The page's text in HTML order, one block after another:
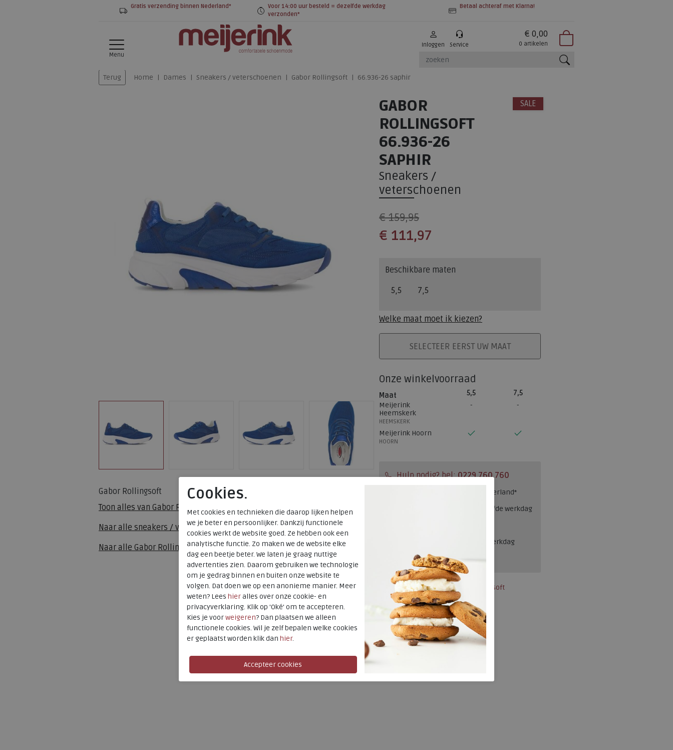
Gratis verzending binnen Nederland*
Voor 14:00 uur besteld = dezelfde werkdag
verzonden*
Betaal achteraf met Klarna!
Menu
Inloggen Service
€ 0,00
0 artikelen
Terug Home Dames Sneakers / veterschoenen Gabor Rollingsoft 66.936-26 saphir
Gabor Rollingsoft
Toon alles van Gabor Rollingsoft
Naar alle sneakers / veterschoenen
Naar alle Gabor Rollingsoft sneakers / veterschoenen
SALE
GABOR
ROLLINGSOFT
66.936-26
SAPHIR
Sneakers /
veterschoenen
€ 159,95
€ 111,97
Beschikbare maten
5,5 7,5
Welke maat moet ik kiezen?
PLAATS IN WINKELMAND
SELECTEER EERST UW MAAT
Onze winkelvoorraad
Maat 5,5
7,5
Meijerink
Heemskerk
HEEMSKERK
Meijerink Hoorn
HOORN
Hulp nodig? bel:0229 760 760
Gratis verzending binnen Nederland*
Voor 14:00 uur besteld = dezelfde werkdag
Altijd retourneren, binnen 1 werkdag
terugbetaald
Merk
Gabor Rollingsoft
Fabrikantcode
66.936-26
Bestelcode
230.65.000008
Kleur
Saphir
Uitneembaar
Cookies.
Met cookies en technieken die daarop lijken helpen
we je beter en persoonlijker. Dankzij functionele
cookies werkt de website goed. Ze hebben ook een
analytische functie. Zo maken we de website elke
dag een beetje beter. We laten je graag nuttige
advertenties zien. Daarom gebruiken we technologie
om je gedrag binnen en buiten onze website te
volgen. Dat doen we op een anonieme manier. Meer
weten? Lees hieralles over onze cookie- en
privacyverklaring. Klik op 'Oké' om te accepteren.
Kies je voorweigeren? Dan plaatsen we alleen
functionele cookies. Wil je zelf bepalen welke cookies
er geplaatst worden klik dan hier.